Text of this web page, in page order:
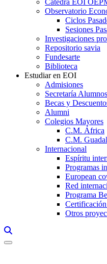
Observatorio
Ciclos
Sesiones
Investigaciones
Repositorio savia
Fundesarte
Biblioteca
Estudiar en EOI
Admisiones
Secretaría Alumnos
Becas y
Alumni
Colegios Mayores
C.M. África
C.M.
Internacional
Espíritu
Programas
European
Red
Programa
Otros